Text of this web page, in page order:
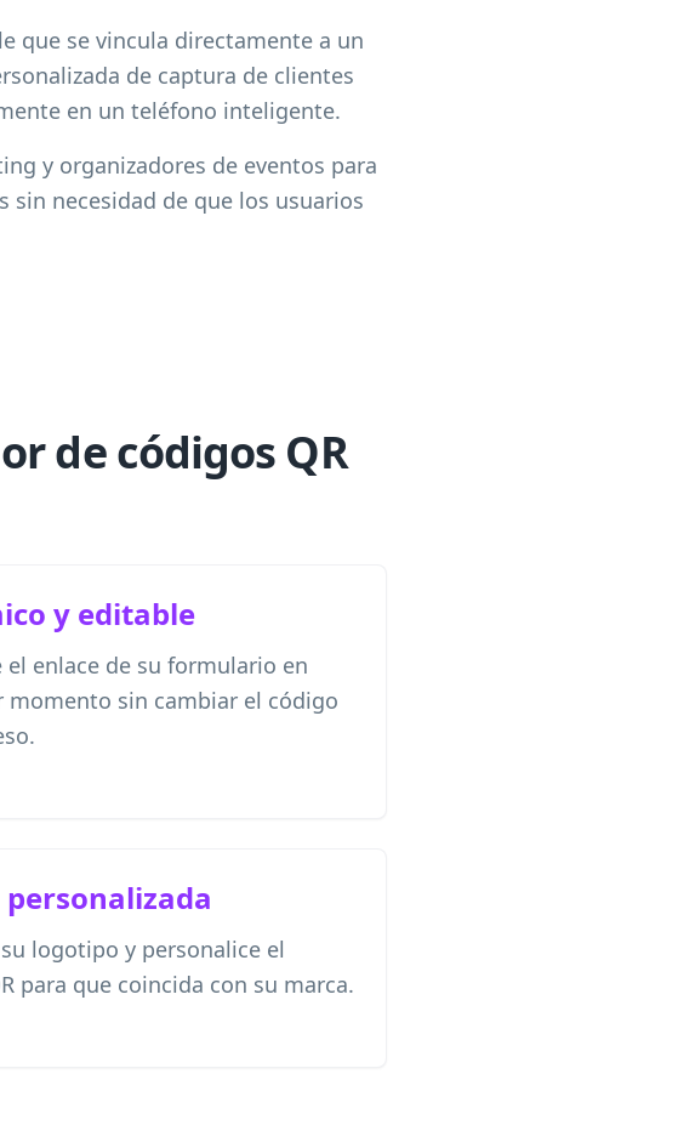
que se vincula directamente a un
de captura de clientes
en un teléfono inteligente.
y organizadores de eventos para
necesidad de que los usuarios
de códigos QR
y editable
el enlace de su formulario en
momento sin cambiar el código
logotipo y personalice el
para que coincida con su marca.